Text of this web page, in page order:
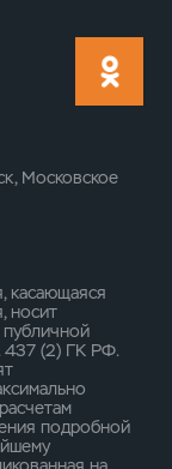
Московское
касающаяся
носит
437 (2) ГК РФ.
подробной